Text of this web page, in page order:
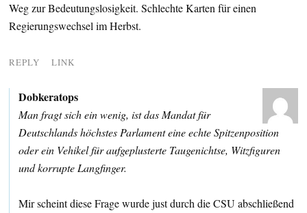
Weg zur Bedeutungslosigkeit. Schlechte Karten für einen
Regierungswechsel im Herbst.
REPLY LINK
Dobkeratops
Man fragt sich ein wenig, ist das Mandat für
Deutschlands höchstes Parlament eine echte Spitzenposition
oder ein Vehikel für aufgeplusterte Taugenichtse, Witzfiguren
und korrupte Langfinger.
Mir scheint diese Frage wurde just durch die CSU abschließend